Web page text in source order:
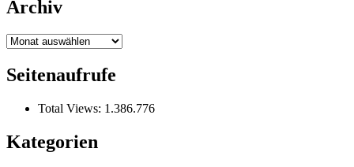
Archiv
Archiv
Seitenaufrufe
Total Views: 1.386.776
Kategorien